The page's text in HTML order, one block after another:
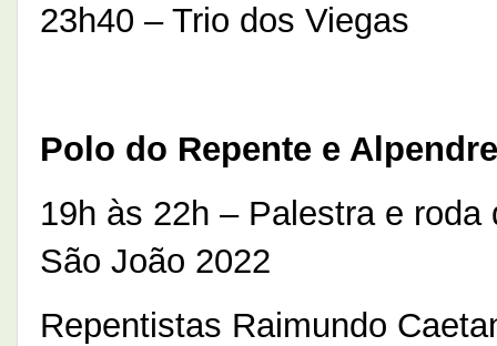
23h40 – Trio dos Viegas
Polo do Repente e
19h às 22h – Palestra e
São João 2022
Repentistas Raimundo